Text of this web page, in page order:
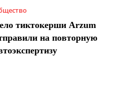
тиктокерши Arzum
на повторную